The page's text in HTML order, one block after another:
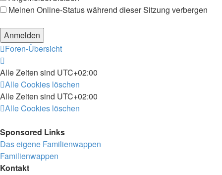
Meinen Online-Status während dieser Sitzung verbergen
Foren-Übersicht
Alle Zeiten sind UTC+02:00
Alle Cookies löschen
Alle Zeiten sind UTC+02:00
Alle Cookies löschen
Sponsored Links
Das eigene Familienwappen
Familienwappen
Kontakt